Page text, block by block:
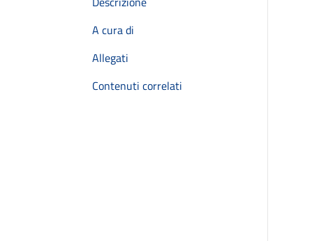
A cura di
Allegati
Contenuti correlati